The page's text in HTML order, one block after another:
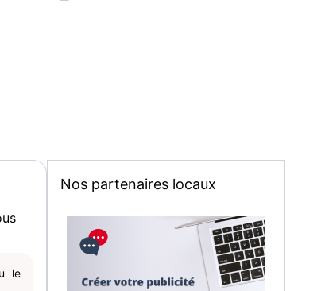
le
Nos partenaires locaux